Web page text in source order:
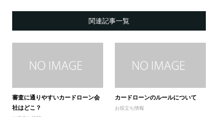
関連記事一覧
審査に通りやすいカードローン会
社はどこ？
カードローンのルールについて
お役立ち情報